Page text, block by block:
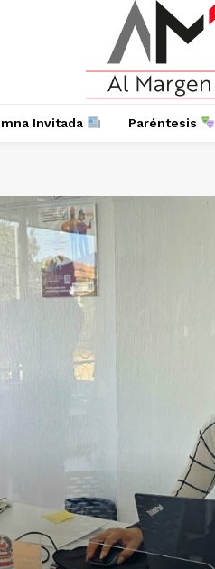
Invitada Paréntesis